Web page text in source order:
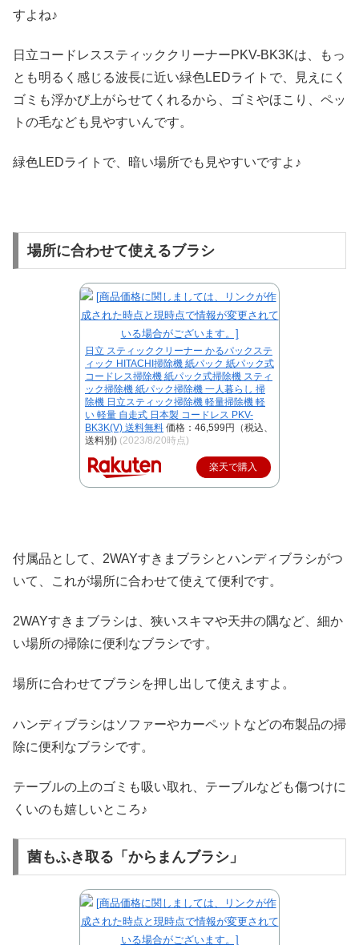
すよね♪
日立コードレススティッククリーナーPKV-BK3Kは、もっ
とも明るく感じる波長に近い緑色LEDライトで、見えにく
ゴミも浮かび上がらせてくれるから、ゴミやほこり、ペッ
トの毛なども見やすいんです。
緑色LEDライトで、暗い場所でも見やすいですよ♪
場所に合わせて使えるブラシ
日立 スティッククリーナー かるパックステ
ィック HITACHI掃除機 紙パック 紙パック式
コードレス掃除機 紙パック式掃除機 スティ
ック掃除機 紙パック掃除機 一人暮らし 掃
除機 日立スティック掃除機 軽量掃除機 軽
い 軽量 自走式 日本製 コードレス PKV-
BK3K(V) 送料無料 価格：46,599円（税込、
送料別) (2023/8/20時点)
楽天で購入
付属品として、2WAYすきまブラシとハンディブラシがつ
いて、これが場所に合わせて使えて便利です。
2WAYすきまブラシは、狭いスキマや天井の隅など、細か
い場所の掃除に便利なブラシです。
場所に合わせてブラシを押し出して使えますよ。
ハンディブラシはソファーやカーペットなどの布製品の掃
除に便利なブラシです。
テーブルの上のゴミも吸い取れ、テーブルなども傷つけに
くいのも嬉しいところ♪
菌もふき取る「からまんブラシ」